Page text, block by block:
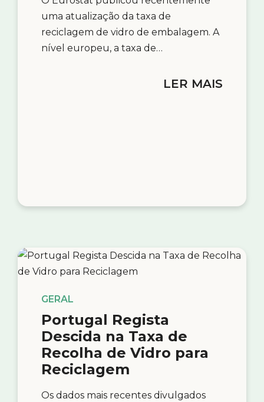
uma atualização da taxa de
reciclagem de vidro de embalagem. A
nível europeu, a taxa de…
LER MAIS
GERAL
Portugal Regista
Descida na Taxa de
Recolha de Vidro para
Reciclagem
Os dados mais recentes divulgados